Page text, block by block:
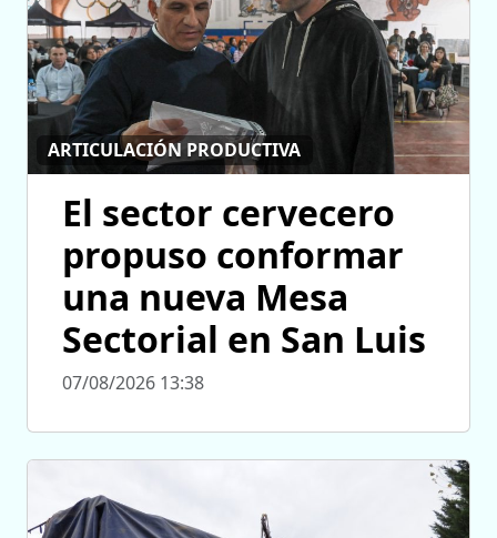
ARTICULACIÓN PRODUCTIVA
El sector cervecero
propuso conformar
una nueva Mesa
Sectorial en San Luis
07/08/2026 13:38